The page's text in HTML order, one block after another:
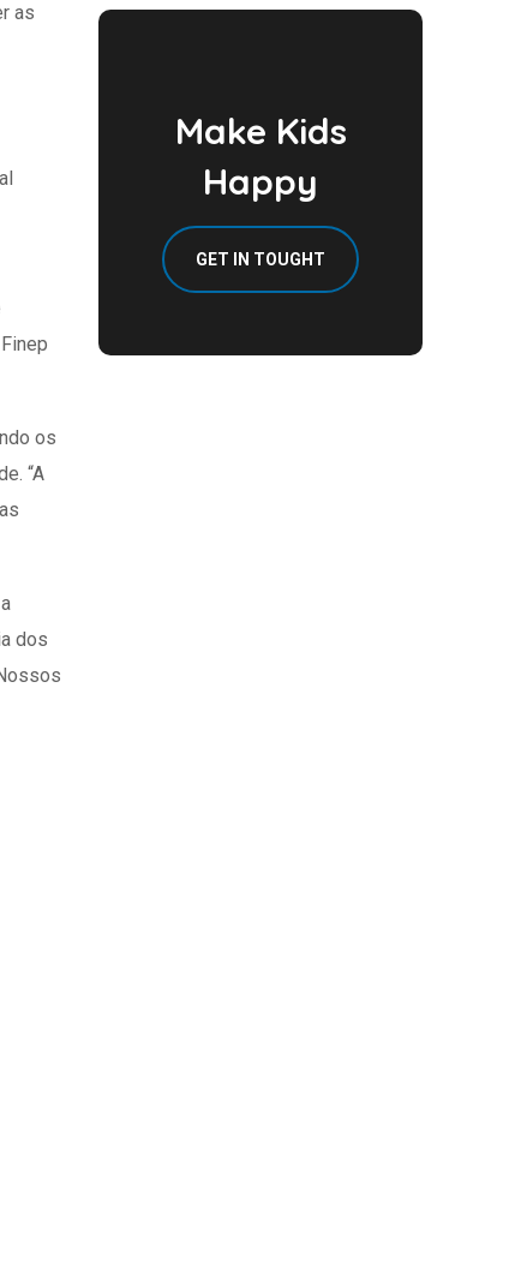
as
os
“A
dos
Make Kids
Happy
GET IN TOUGHT